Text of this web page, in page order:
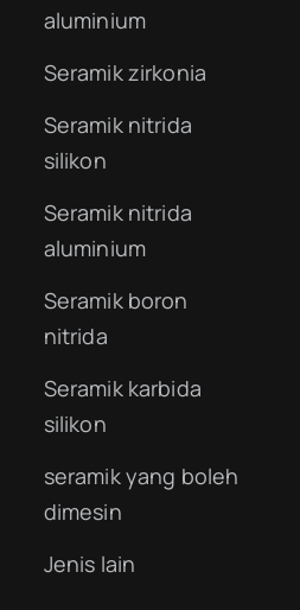
aluminium
Seramik zirkonia
Seramik nitrida
silikon
Seramik nitrida
aluminium
Seramik boron
nitrida
Seramik karbida
silikon
seramik yang boleh
dimesin
Jenis lain